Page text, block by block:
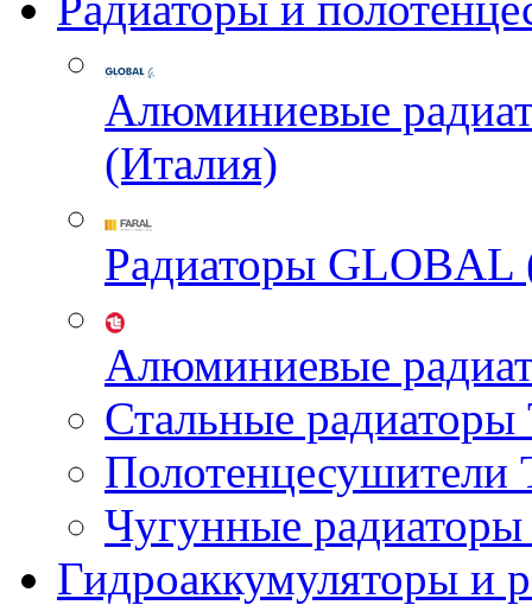
Алюминиевые
(Италия)
Радиаторы GLOBAL
Алюминиевые
Стальные
Чугунные
Гидроаккумуляторы и